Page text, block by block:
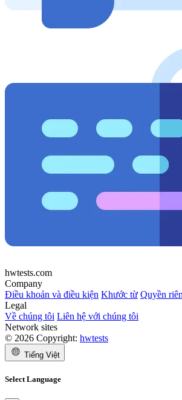
hwtests.com
Company
Điều khoản và điều kiện Khước từ Quyền
Legal
Về chúng tôi Liên hệ với chúng tôi
Network sites
© 2026 Copyright: hwtests
Tiếng Việt
Select Language